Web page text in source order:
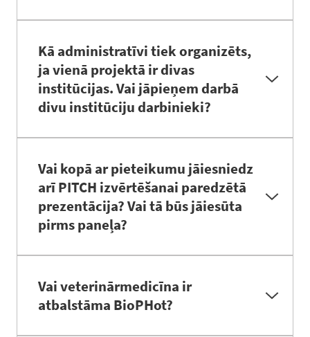
pieteikums. Formālu ierobežojumu nav
Kā administratīvi tiek organizēts,
ja vienā projektā ir divas
institūcijas. Vai jāpieņem darbā
divu institūciju darbinieki?
partneri (PIP pieteicēju) un sadarbības partneri,
līdzīgi kā FLPP projektos. Izpildītāji saglabā darba
attiecības ar savām institūcijām
Vai kopā ar pieteikumu jāiesniedz
arī PITCH izvērtēšanai paredzētā
prezentācija? Vai tā būs jāiesūta
pirms paneļa?
pielikums). Prezentācijas failu nav nepieciešams
iesūtīt
Vai veterinārmedicīna ir
atbalstāma BioPHot?